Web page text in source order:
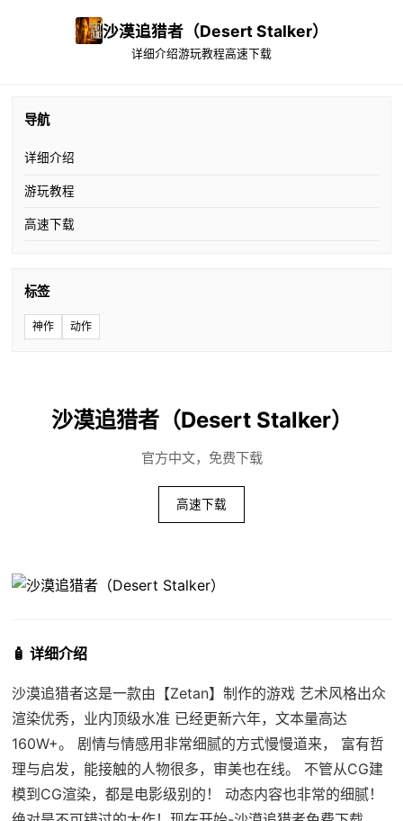
沙漠追猎者（Desert Stalker）
详细介绍游玩教程高速下载
导航
详细介绍
游玩教程
高速下载
标签
神作 动作
沙漠追猎者（Desert Stalker）
官方中文，免费下载
高速下载
🧴 详细介绍
沙漠追猎者这是一款由【Zetan】制作的游戏 艺术风格出众
渲染优秀，业内顶级水准 已经更新六年，文本量高达
160W+。 剧情与情感用非常细腻的方式慢慢道来， 富有哲
理与启发，能接触的人物很多，审美也在线。 不管从CG建
模到CG渲染，都是电影级别的！ 动态内容也非常的细腻！